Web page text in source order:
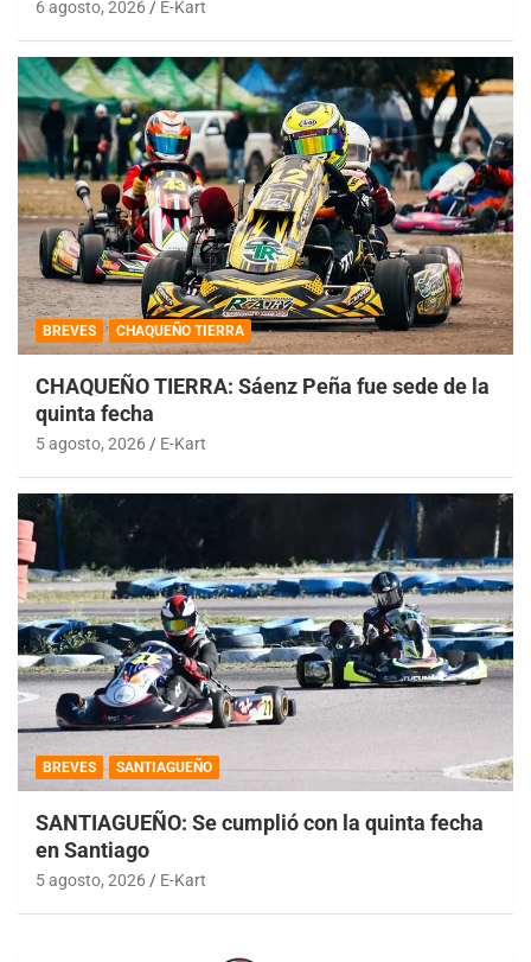
6 agosto, 2026 E-Kart
BREVES CHAQUEÑO TIERRA
CHAQUEÑO TIERRA: Sáenz Peña fue sede de la
quinta fecha
5 agosto, 2026 E-Kart
BREVES SANTIAGUEÑO
SANTIAGUEÑO: Se cumplió con la quinta fecha
en Santiago
5 agosto, 2026 E-Kart